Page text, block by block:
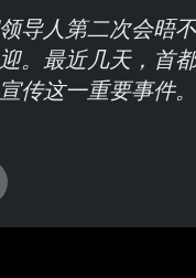
导人第二次会晤
。最近几天，首
传这一重要事件。